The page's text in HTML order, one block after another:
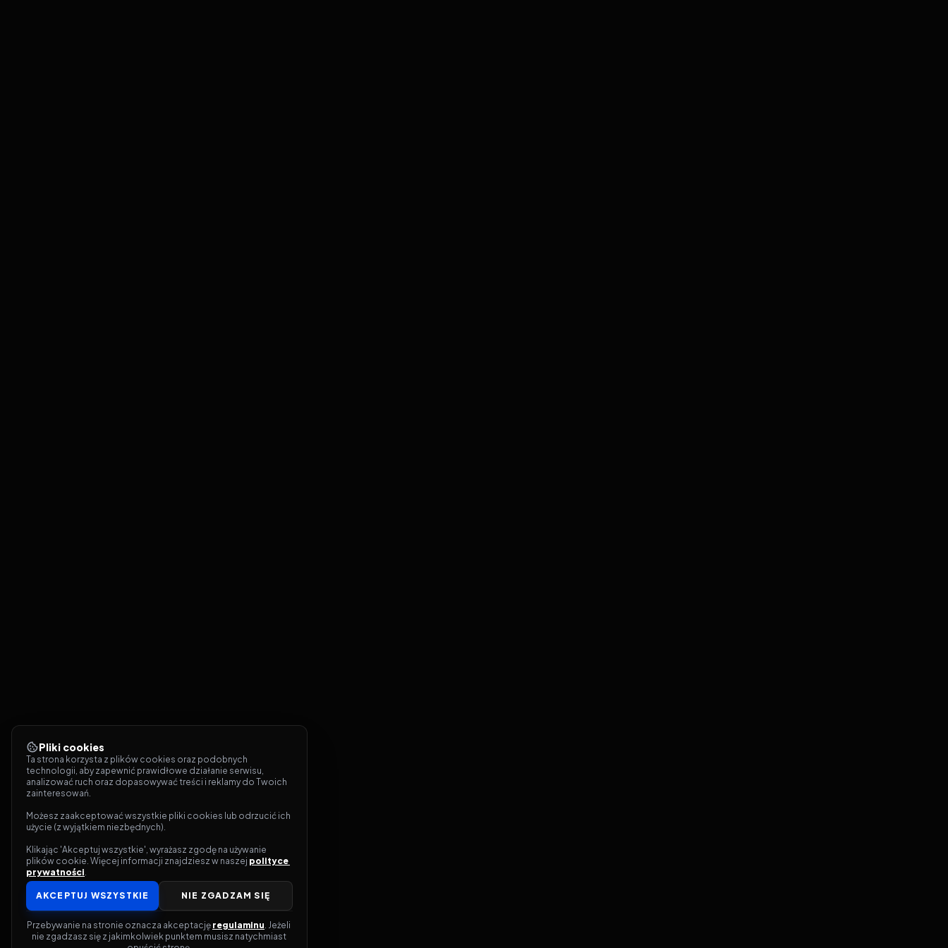
Pliki cookies
Ta strona korzysta z plików cookies oraz podobnych
technologii, aby zapewnić prawidłowe działanie serwisu,
analizować ruch oraz dopasowywać treści i reklamy do Twoich
zainteresowań.
Możesz zaakceptować wszystkie pliki cookies lub odrzucić ich
użycie (z wyjątkiem niezbędnych).
Klikając 'Akceptuj wszystkie', wyrażasz zgodę na używanie
plików cookie. Więcej informacji znajdziesz w naszej polityce
prywatności.
AKCEPTUJ WSZYSTKIE NIE ZGADZAM SIĘ
Przebywanie na stronie oznacza akceptację regulaminu. Jeżeli
nie zgadzasz się z jakimkolwiek punktem musisz natychmiast